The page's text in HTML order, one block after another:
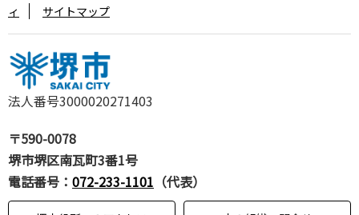
法人番号3000020271403
〒590-0078
堺市堺区南瓦町3番1号
電話番号： 072-233-1101 （代表）
ィ
サイトマップ